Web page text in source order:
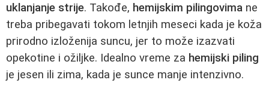
uklanjanje strije. Takođe, hemijskim pilingovima ne
treba pribegavati tokom letnjih meseci kada je koža
prirodno izloženija suncu, jer to može izazvati
opekotine i ožiljke. Idealno vreme za hemijski piling
je jesen ili zima, kada je sunce manje intenzivno.